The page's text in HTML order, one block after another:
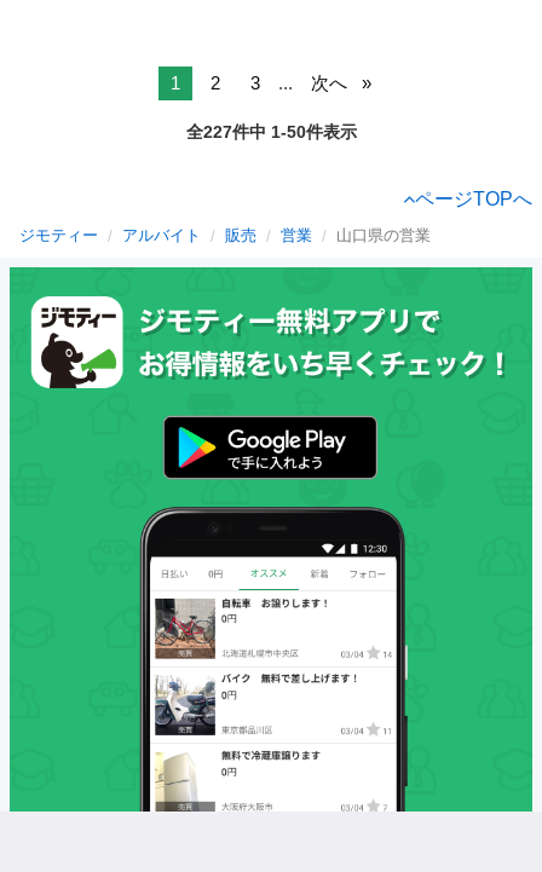
1 2 3 ... 次へ
全227件中 1-50件表示
ページTOPへ
ジモティー アルバイト 販売 営業 山口県の営業